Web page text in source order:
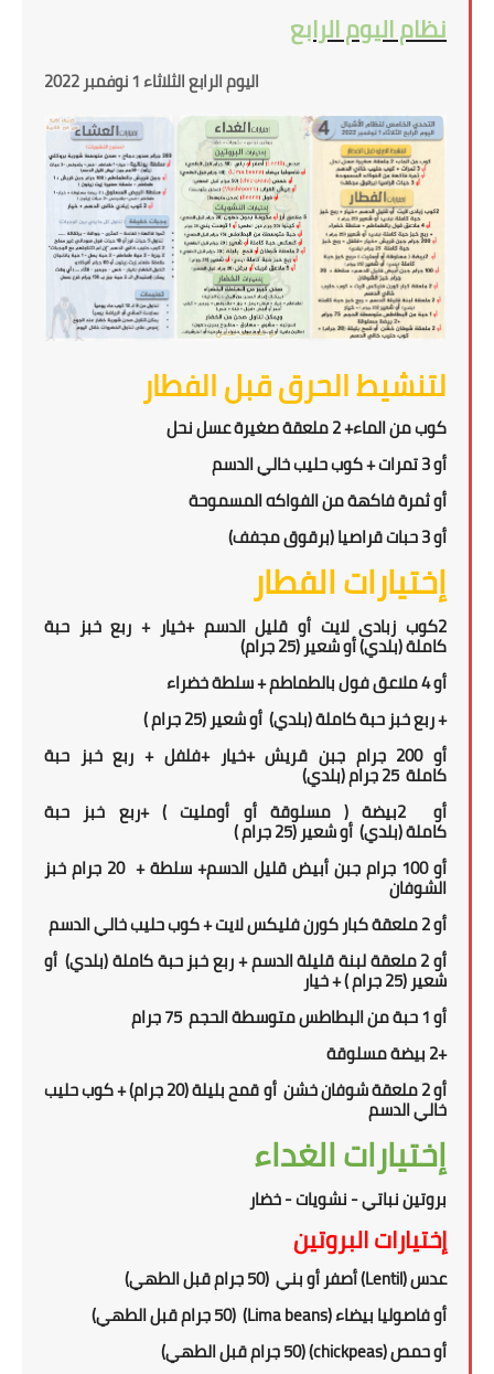
نظام اليوم الرابع
اليوم الرابع الثلاثاء 1 نوفمبر 2022
لتنشيط الحرق قبل الفطار
كوب من الماء+ 2 ملعقة صغيرة عسل نحل
أو 3 تمرات + كوب حليب خالي الدسم
أو ثمرة فاكهة من الفواكه المسموحة
أو 3 حبات قراصيا (برقوق مجفف)
إختيارات الفطار
2كوب زبادى لايت أو قليل الدسم +خيار + ربعخبز حبة
كاملة(بلدي)أوشعير(25 جرام)
أو4 ملاعق فول بالطماطم + سلطة خضراء
+ربعخبز حبة كاملة(بلدي) أو شعير(25 جرام)
أو200 جرام جبن قريش +خيار +فلفل+ ربعخبز حبة
كاملة 25جرام (بلدي)
أو
2بيضة ( مسلوقة أو أومليت ) +ربع خبز حبة
كاملة(بلدي) أو شعير(25 جرام)
أو 100 جرام جبن أبيض قليل الدسم+ سلطة +
20 جرام خبز
الشوفان
أو 2 ملعقة
كبار كورن فليكس لايت + كوب حليب خالي الدسم
أو 2 ملعقة لبنة قليلة الدسم
+ربعخبز حبة كاملة(بلدي) أو
شعير(25 جرام) + خيار
أو 1 حبة منالبطاطس متوسطة الحجم 75 جرام
+
2بيضة مسلوقة
أو2 ملعقة شوفان خشن أو قمح بليلة (20 جرام) + كوب حليب
خالي الدسم
إختيارات الغداء
بروتين نباتي - نشويات - خضار
إختيارات البروتين
عدس(Lentil)أصفر أو بني (50 جرام قبل الطهي)
أو فاصوليا بيضاء(Lima beans) (50 جرام قبل الطهي)
أو حمص(chickpeas)(50 جرام قبل الطهي)